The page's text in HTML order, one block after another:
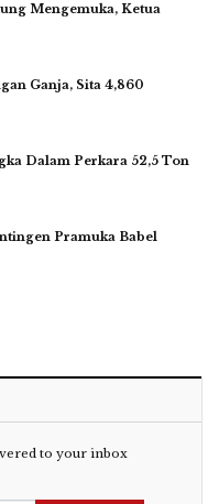
Mengemuka, Ketua
Ganja, Sita 4,860
Dalam Perkara 52,5 Ton
Pramuka Babel
to your inbox